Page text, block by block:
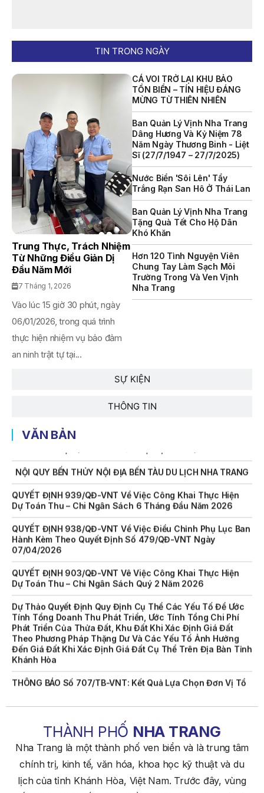
TIN TRONG NGÀY
SỰ KIỆN
THÔNG TIN
Trung Thực, Trách Nhiệm
Từ Những Điều Giản Dị
Đầu Năm Mới
7 Tháng 1, 2026
Vào lúc 15 giờ 30 phút, ngày
06/01/2026, trong quá trình
thực hiện nhiệm vụ bảo đảm
an ninh trật tự tại...
CÁ VOI TRỞ LẠI KHU BẢO
TỒN BIỂN – TÍN HIỆU ĐÁNG
MỪNG TỪ THIÊN NHIÊN
Ban Quản Lý Vịnh Nha Trang
Dâng Hương Và Kỷ Niệm 78
Năm Ngày Thương Binh - Liệt
Sĩ (27/7/1947 – 27/7/2025)
Nước Biển 'sôi Lên' Tẩy
Trắng Rạn San Hô Ở Thái Lan
Ban Quản Lý Vịnh Nha Trang
Tặng Quà Tết Cho Hộ Dân
Khó Khăn
Hơn 120 Tình Nguyện Viên
Chung Tay Làm Sạch Môi
Trường Trong Và Ven Vịnh
Nha Trang
VĂN BẢN
QUYẾT ĐỊNH 939/QĐ-VNT Về Việc Công Khai Thực Hiện
Dự Toán Thu – Chi Ngân Sách 6 Tháng Đầu Năm 2026
QUYẾT ĐỊNH 938/QĐ-VNT Về Việc Điều Chỉnh Phụ Lục Ban
Hành Kèm Theo Quyết Định Số 479/QĐ-VNT Ngày
07/04/2026
QUYẾT ĐỊNH 903/QĐ-VNT Vê Việc Công Khai Thực Hiện
Dự Toán Thu – Chi Ngân Sách Quý 2 Năm 2026
Dự Thảo Quyết Định Quy Định Cụ Thể Các Yếu Tố Để Ước
Tính Tổng Doanh Thu Phát Triển, Ước Tính Tổng Chi Phí
Phát Triển Của Thửa Đất, Khu Đất Khi Xác Định Giá Đất
Theo Phương Pháp Thặng Dư Và Các Yếu Tố Ảnh Hưởng
Đến Giá Đất Khi Xác Định Giá Đất Cụ Thể Trên Địa Bàn Tỉnh
Khánh Hòa
THÔNG BÁO Số 707/TB-VNT: Kết Quả Lựa Chọn Đơn Vị Tổ
Chức Đấu Giá Tài Sản Đối Với Mô Tô Nước Cứu Hộ VNT 01
Biển Số KH-0834
THÔNG BÁO Số 706/TB-VNT: Kết Quả Lựa Chọn Đơn Vị Tổ
Chức Đấu Giá Tài Sản Đối Với Ca Nô 200CV VNT 02 Biển
Số KH-0387
THÔNG BÁO Số 659/TB-VNT Năm 2026 V/v Đính Chính
Quản Lý Vịnh Nha Trang Về Việc Lựa Chọn Tổ Chức Đấu
NỘI QUY BẾN THỦY NỘI ĐỊA HÒN MUN
NỘI QUY BẾN THỦY NỘI ĐỊA PHÚ QUÝ
NỘI QUY BẾN THỦY NỘI ĐỊA BẾN TÀU DU LỊCH NHA TRANG
QUYẾT ĐỊNH 939/QĐ-VNT Về Việc Công Khai Thực Hiện
Dự Toán Thu – Chi Ngân Sách 6 Tháng Đầu Năm 2026
QUYẾT ĐỊNH 938/QĐ-VNT Về Việc Điều Chỉnh Phụ Lục Ban
Hành Kèm Theo Quyết Định Số 479/QĐ-VNT Ngày
07/04/2026
QUYẾT ĐỊNH 903/QĐ-VNT Vê Việc Công Khai Thực Hiện
Dự Toán Thu – Chi Ngân Sách Quý 2 Năm 2026
Dự Thảo Quyết Định Quy Định Cụ Thể Các Yếu Tố Để Ước
Tính Tổng Doanh Thu Phát Triển, Ước Tính Tổng Chi Phí
Phát Triển Của Thửa Đất, Khu Đất Khi Xác Định Giá Đất
Theo Phương Pháp Thặng Dư Và Các Yếu Tố Ảnh Hưởng
Đến Giá Đất Khi Xác Định Giá Đất Cụ Thể Trên Địa Bàn Tỉnh
Khánh Hòa
THÔNG BÁO Số 707/TB-VNT: Kết Quả Lựa Chọn Đơn Vị Tổ
Chức Đấu Giá Tài Sản Đối Với Mô Tô Nước Cứu Hộ VNT 01
Chức Đấu Giá Tài Sản Đối Với Ca Nô 200CV VNT 02 Biển
Số KH-0387
THÔNG BÁO Số 659/TB-VNT Năm 2026 V/v Đính Chính
Thông Báo Số 641/TB-VNT Ngày 18/05/2026 Của Ban
Quản Lý Vịnh Nha Trang Về Việc Lựa Chọn Tổ Chức Đấu
Giá Tài Sản
THÀNH PHỐ NHA TRANG
Nha Trang là một thành phố ven biển và là trung tâm
chính trị, kinh tế, văn hóa, khoa học kỹ thuật và du
lịch của tỉnh Khánh Hòa, Việt Nam. Trước đây, vùng